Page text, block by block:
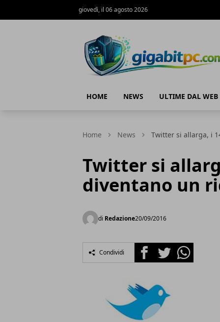
giovedì, il 06 agosto 2026
HOME NEWS ULTIME DAL WEB
Home News Twitter si allarga, i
Twitter si
diventano un
di Redazione20/09/2016
Condividi FacebookTwitterWhatsapp